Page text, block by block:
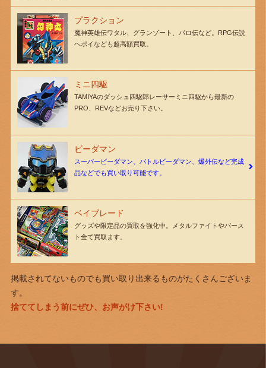
プラクション
魔神英雄伝ワタル、グランゾート、パロ伝など。RPG伝説
ヘポイなども超高額買取。
ミニ四駆
TAMIYAのダッシュ四駆郎レーサーミニ四駆から最新の
PRO、REVなどお売り下さい。
ビーダマン
スーパービーダマン、バトルビーダマン、爆外伝など完成
品などでも買い取り可能です。
ベイブレード
グッズや限定品の買取を強化中。メタルファイトやバース
ト全て買取ます。
掲載されてないものでも買い取り出来るものがたくさんございま
す。
捨ててしまう前にぜひ、お声がけ下さい!